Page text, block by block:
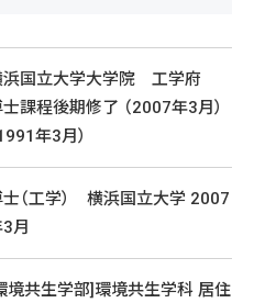
浜国立大学大学院 工学府
課程後期修了 （2007年3月）
1991年3月）
（工学） 横浜国立大学 2007
月
境共生学部]環境共生学科 居住